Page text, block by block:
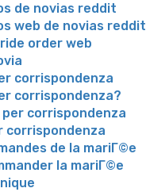
de novias reddit
web de novias reddit
order web
corrispondenza
corrispondenza?
corrispondenza
corrispondenza
de la mariГ©e
la mariГ©e